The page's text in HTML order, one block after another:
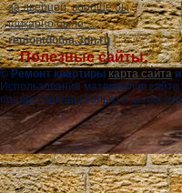
за дверцей, вообще бы
шикарно было....
remontdoma.3dn.ru
Полезные сайты:
© Ремонт квартиры карта сайта
Использование материалов
предоставлены только в целях